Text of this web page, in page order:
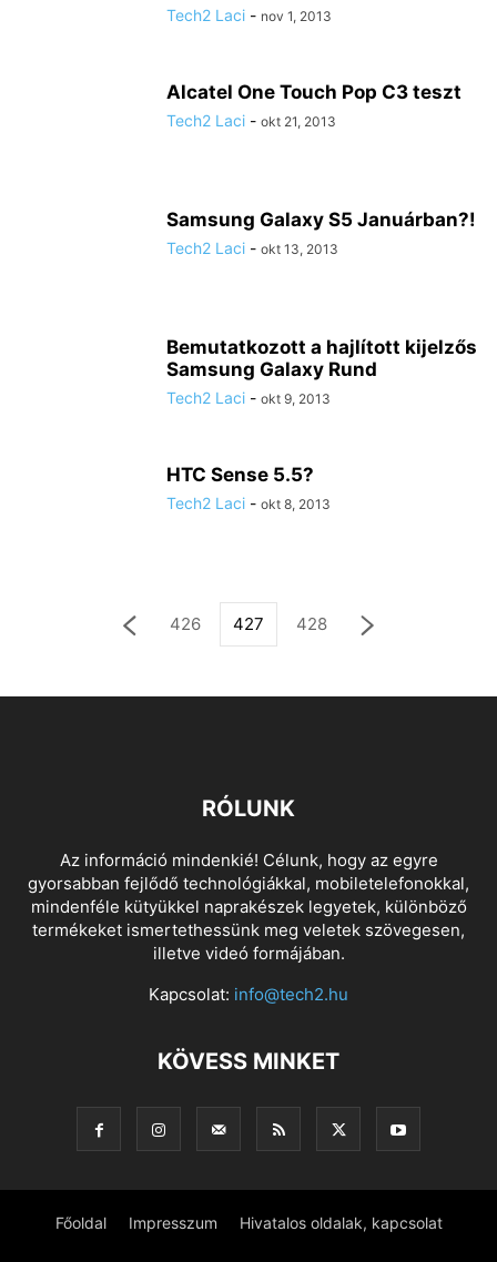
Tech2 Laci - nov 1, 2013
Alcatel One Touch Pop C3 teszt
Tech2 Laci - okt 21, 2013
Samsung Galaxy S5 Januárban?!
Tech2 Laci - okt 13, 2013
Bemutatkozott a hajlított kijelzős
Samsung Galaxy Rund
Tech2 Laci - okt 9, 2013
HTC Sense 5.5?
Tech2 Laci - okt 8, 2013
426 427 428
RÓLUNK
Az információ mindenkié! Célunk, hogy az egyre
gyorsabban fejlődő technológiákkal, mobiletelefonokkal,
mindenféle kütyükkel naprakészek legyetek, különböző
termékeket ismertethessünk meg veletek szövegesen,
illetve videó formájában.
Kapcsolat: info@tech2.hu
KÖVESS MINKET
Főoldal Impresszum Hivatalos oldalak, kapcsolat